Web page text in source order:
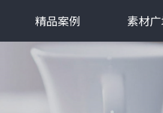
精品案例 素材